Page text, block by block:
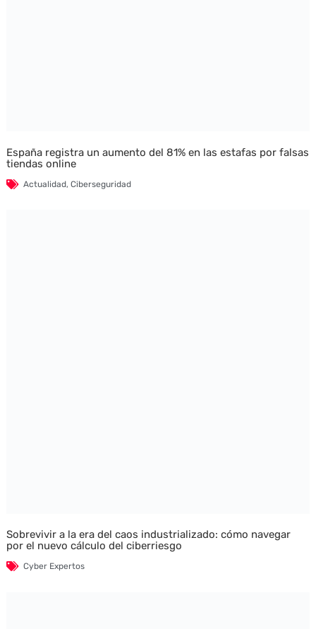
España registra un aumento del 81% en las estafas por falsas
tiendas online
Actualidad, Ciberseguridad
Sobrevivir a la era del caos industrializado: cómo navegar
por el nuevo cálculo del ciberriesgo
Cyber Expertos